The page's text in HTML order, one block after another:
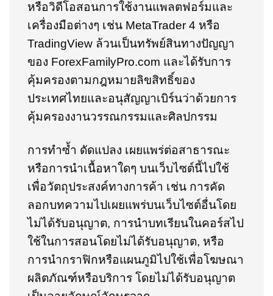
หรือวิดีโอสอนการใช้งานแพลตฟอร์มและ
เครื่องมือต่างๆ เช่น MetaTrader 4 หรือ
TradingView ล้วนเป็นทรัพย์สินทางปัญญา
ของ ForexFamilyPro.com และได้รับการ
คุ้มครองตามกฎหมายลิขสิทธิ์ของ
ประเทศไทยและอนุสัญญาเบิร์นว่าด้วยการ
คุ้มครองงานวรรณกรรมและศิลปกรรม
การทำซ้ำ ดัดแปลง เผยแพร่ต่อสาธารณะ
หรือการนำเนื้อหาใดๆ บนเว็บไซต์นี้ไปใช้
เพื่อวัตถุประสงค์ทางการค้า เช่น การคัด
ลอกบทความไปเผยแพร่บนเว็บไซต์อื่นโดย
ไม่ได้รับอนุญาต, การนำบทเรียนในคอร์สไป
ใช้ในการสอนโดยไม่ได้รับอนุญาต, หรือ
การนำกราฟิกหรือแผนภูมิไปใช้เพื่อโฆษณา
ผลิตภัณฑ์หรือบริการ โดยไม่ได้รับอนุญาต